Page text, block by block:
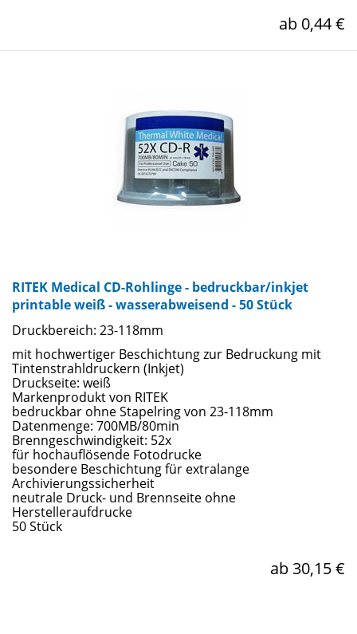
ab 0,44 €
RITEK Medical CD-Rohlinge - bedruckbar/inkjet
printable weiß - wasserabweisend - 50 Stück
Druckbereich: 23-118mm
mit hochwertiger Beschichtung zur Bedruckung mit
Tintenstrahldruckern (Inkjet)
Druckseite: weiß
Markenprodukt von RITEK
bedruckbar ohne Stapelring von 23-118mm
Datenmenge: 700MB/80min
Brenngeschwindigkeit: 52x
für hochauflösende Fotodrucke
besondere Beschichtung für extralange
Archivierungssicherheit
neutrale Druck- und Brennseite ohne
Herstelleraufdrucke
50 Stück
ab 30,15 €